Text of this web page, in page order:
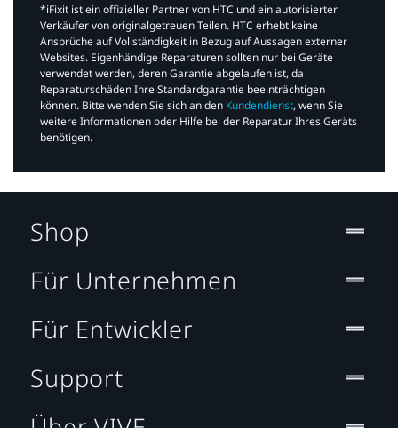
*iFixit ist ein offizieller Partner von HTC und ein autorisierter
Verkäufer von originalgetreuen Teilen. HTC erhebt keine
Ansprüche auf Vollständigkeit in Bezug auf Aussagen externer
Websites. Eigenhändige Reparaturen sollten nur bei Geräte
verwendet werden, deren Garantie abgelaufen ist, da
Reparaturschäden Ihre Standardgarantie beeinträchtigen
können. Bitte wenden Sie sich an den Kundendienst, wenn Sie
weitere Informationen oder Hilfe bei der Reparatur Ihres Geräts
benötigen.​
Shop
Für Unternehmen
Für Entwickler
Support